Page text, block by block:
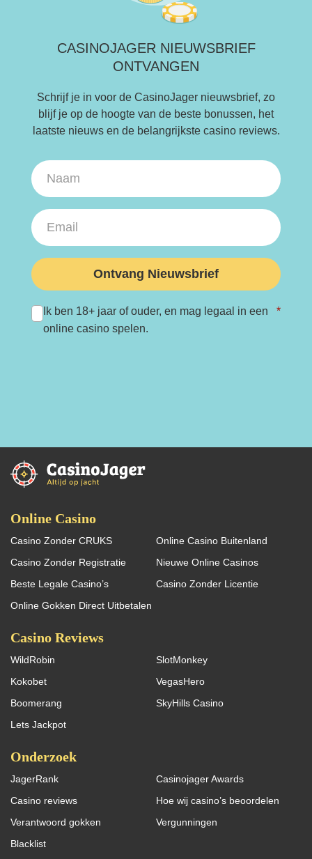
CASINOJAGER NIEUWSBRIEF
ONTVANGEN
Schrijf je in voor de CasinoJager nieuwsbrief, zo
blijf je op de hoogte van de beste bonussen, het
laatste nieuws en de belangrijkste casino reviews.
Ik ben 18+ jaar of ouder, en mag legaal in een
online casino spelen.
*
Ontvang Nieuwsbrief
Online Casino
Casino Zonder CRUKS
Online Casino Buitenland
Casino Zonder Registratie
Nieuwe Online Casinos
Beste Legale Casino’s
Casino Zonder Licentie
Online Gokken Direct Uitbetalen
Casino Reviews
WildRobin
SlotMonkey
Kokobet
VegasHero
Boomerang
SkyHills Casino
Lets Jackpot
Onderzoek
JagerRank
Casinojager Awards
Casino reviews
Hoe wij casino’s beoordelen
Verantwoord gokken
Vergunningen
Blacklist